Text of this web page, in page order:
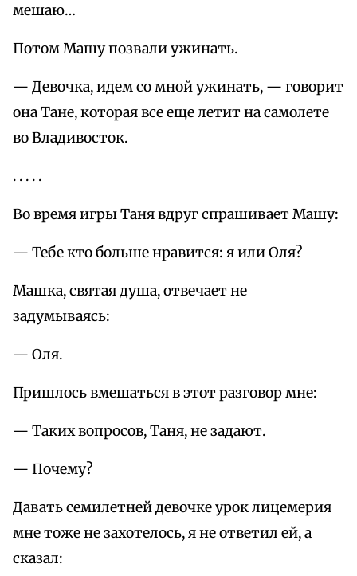
мешаю…
Потом Машу позвали ужинать.
— Девочка, идем со мной ужинать, — говорит
она Тане, которая все еще летит на самолете
во Владивосток.
. . . . .
Во время игры Таня вдруг спрашивает Машу:
— Тебе кто больше нравится: я или Оля?
Машка, святая душа, отвечает не
задумываясь:
— Оля.
Пришлось вмешаться в этот разговор мне:
— Таких вопросов, Таня, не задают.
— Почему?
Давать семилетней девочке урок лицемерия
мне тоже не захотелось, я не ответил ей, а
сказал: